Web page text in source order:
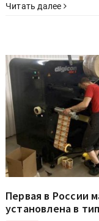
Читать далее
Первая в России
установлена в